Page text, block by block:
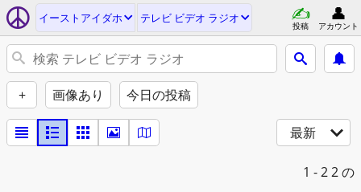
イーストアイダホ テレビ ビデオ ラジオ
投稿 アカウント
+ 画像あり 今日の投稿
最新
1 - 22 の